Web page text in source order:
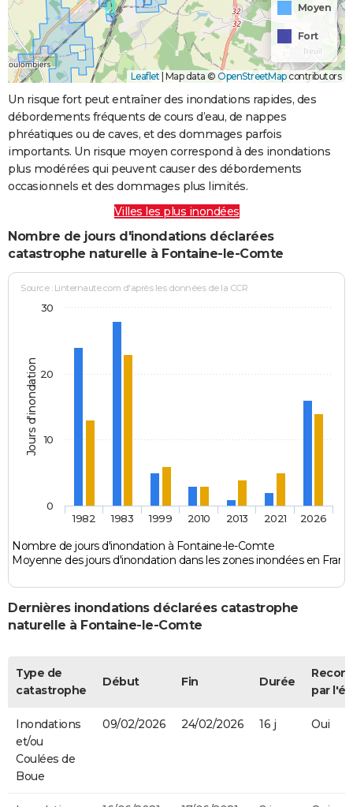
Moyen
Fort
Leaflet | Map data © OpenStreetMapcontributors
Un risque fort peut entraîner des inondations rapides, des
débordements fréquents de cours d’eau, de nappes
phréatiques ou de caves, et des dommages parfois
importants. Un risque moyen correspond à des inondations
plus modérées qui peuvent causer des débordements
occasionnels et des dommages plus limités.
Villes les plus inondées
Nombre de jours d'inondations déclarées
catastrophe naturelle à Fontaine-le-Comte
Jours d'inondation
Source : Linternaute.com d'après les données de la CCR
Nombre de jours d'inondation à Fontaine-le-Comte
Moyenne des jours d'inondation dans les zones inondées en
1982 1983 1999 2010 2013 2021 2026
0
10
20
30
Dernières inondations déclarées catastrophe
naturelle à Fontaine-le-Comte
Type de
catastrophe
Début Fin Durée
par
Inondations
et/ou
Coulées de
Boue
09/02/2026 24/02/2026 16 j Oui